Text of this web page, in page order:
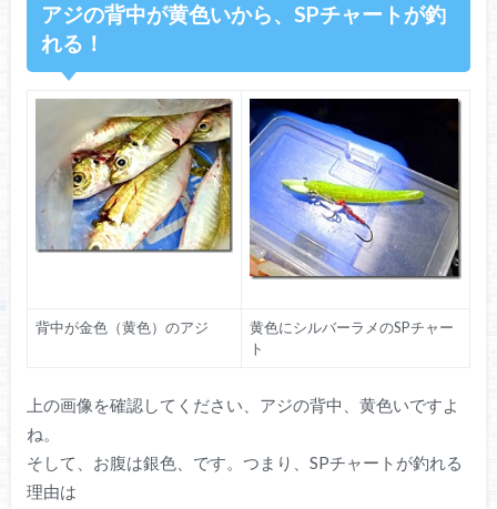
アジの背中が黄色いから、SPチャートが釣
れる！
背中が金色（黄色）のアジ
黄色にシルバーラメのSPチャー
ト
上の画像を確認してください、アジの背中、黄色いですよ
ね。
そして、お腹は銀色、です。つまり、SPチャートが釣れる
理由は